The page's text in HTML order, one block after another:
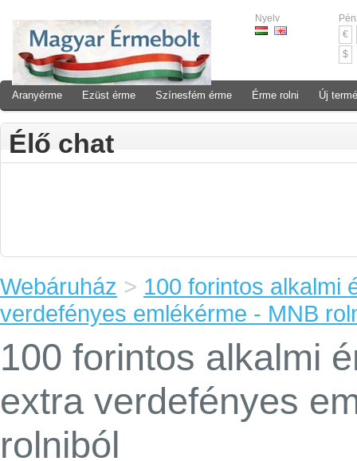
Nyelv
€
$
Aranyérme Ezüst érme Színesfém érme Érme rolni Új
Élő chat
Webáruház > 100 forintos alkalmi
verdefényes emlékérme - MNB
100 forintos alkalmi
extra verdefényes
rolniból